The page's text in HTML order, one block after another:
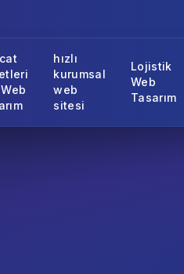
hızlı
kurumsal
web
sitesi
Lojistik
Web
Tasarım